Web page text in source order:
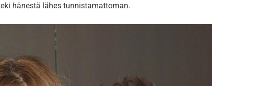
hänestä lähes tunnistamattoman.